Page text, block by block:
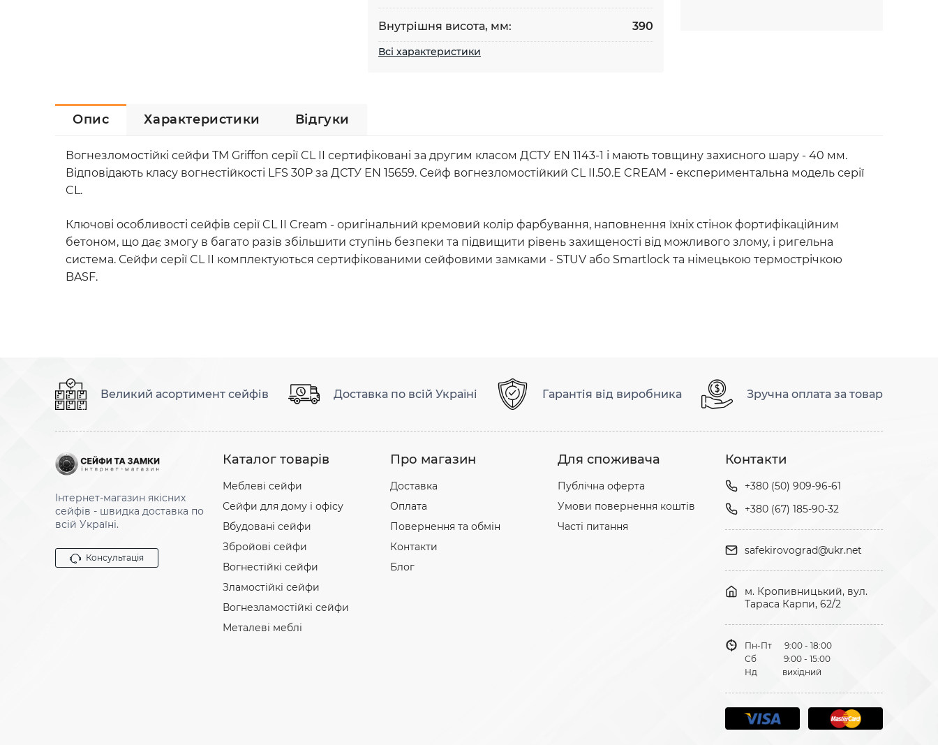
Внутрішня висота, мм: 390
Всі характеристики
Опис Характеристики Відгуки
Вогнезломостійкі сейфи TM Griffon серії CL II сертифіковані за другим класом ДСТУ EN 1143-1 і мають товщину захисного шару - 40 мм.
Відповідають класу вогнестійкості LFS 30P за ДСТУ EN 15659. Сейф вогнезломостійкий CL II.50.Е CREAM - експериментальна модель серії
CL.
Ключові особливості сейфів серії CL II Cream - оригінальний кремовий колір фарбування, наповнення їхніх стінок фортифікаційним
бетоном, що дає змогу в багато разів збільшити ступінь безпеки та підвищити рівень захищеності від можливого злому, і ригельна
система. Сейфи серії CL II комплектуються сертифікованими сейфовими замками - STUV або Smartlock та німецькою термострічкою
BASF.
Великий асортимент сейфів Доставка по всій Україні Гарантія від виробника Зручна оплата за товар
Інтернет-магазин якісних
сейфів - швидка доставка по
всій Україні.
Консультація
Каталог товарів
Меблеві сейфи
Сейфи для дому і офісу
Вбудовані сейфи
Збройові сейфи
Вогнестійкі сейфи
Зламостійкі сейфи
Вогнезламостійкі сейфи
Металеві меблі
Про магазин
Доставка
Оплата
Повернення та обмін
Контакти
Блог
Для споживача
Публічна оферта
Умови повернення коштів
Часті питання
Контакти
+380 (50) 909-96-61
+380 (67) 185-90-32
safekirovograd@ukr.net
м. Кропивницький, вул.
Тараса Карпи, 62/2
Пн-Пт 9:00 - 18:00
Сб 9:00 - 15:00
Нд вихідний